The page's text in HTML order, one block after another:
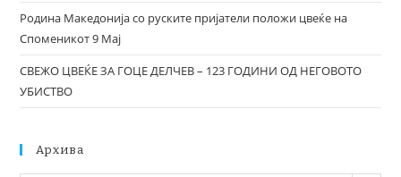
Родина Македонија со руските пријатели положи цвеќе на
Споменикот 9 Мај
СВЕЖО ЦВЕЌЕ ЗА ГОЦЕ ДЕЛЧЕВ – 123 ГОДИНИ ОД НЕГОВОТО
УБИСТВО
Архива